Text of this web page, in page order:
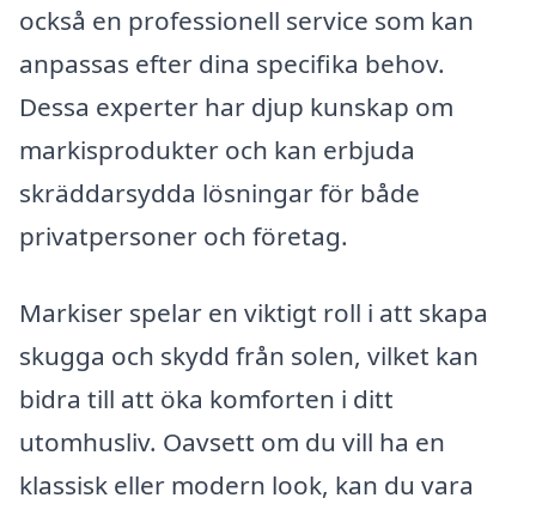
också en professionell service som kan
anpassas efter dina specifika behov.
Dessa experter har djup kunskap om
markisprodukter och kan erbjuda
skräddarsydda lösningar för både
privatpersoner och företag.
Markiser spelar en viktigt roll i att skapa
skugga och skydd från solen, vilket kan
bidra till att öka komforten i ditt
utomhusliv. Oavsett om du vill ha en
klassisk eller modern look, kan du vara